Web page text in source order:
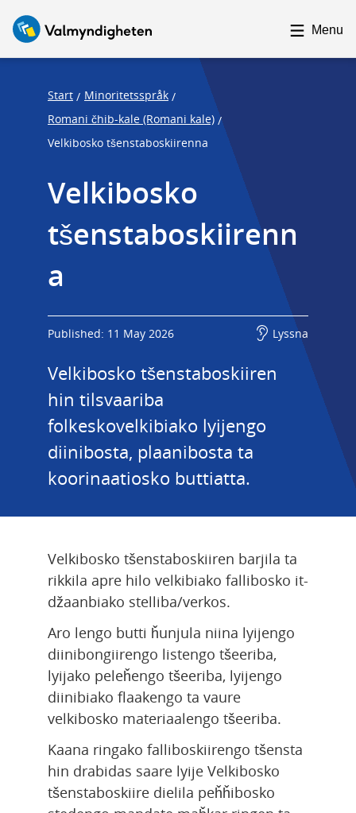
Menu
Start / Minoritetsspråk /
Romani čhib-kale (Romani kale) /
Velkibosko tšenstaboskiirenna
Velkibosko
tšenstaboskiirenn
a
Published: 11 May 2026 Lyssna
Velkibosko tšenstaboskiiren
hin tilsvaariba
folkeskovelkibiako lyijengo
diinibosta, plaanibosta ta
koorinaatiosko buttiatta.
Velkibosko tšenstaboskiiren barjila ta
rikkila apre hilo velkibiako fallibosko it-
džaanbiako stelliba/verkos.
Aro lengo butti ȟunjula niina lyijengo
diinibongiirengo listengo tšeeriba,
lyijako peleȟengo tšeeriba, lyijengo
diinibiako flaakengo ta vaure
velkibosko materiaalengo tšeeriba.
Kaana ringako falliboskiirengo tšensta
hin drabidas saare lyije Velkibosko
tšenstaboskiire dielila peȟȟibosko
c
c